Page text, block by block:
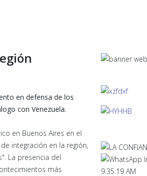
en defensa de los
con Venezuela.
en Buenos Aires en el
integración en la región,
La presencia del
más